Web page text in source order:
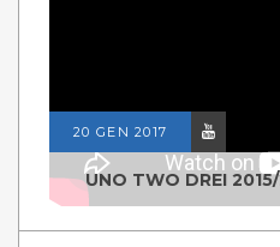
20 GEN 2017